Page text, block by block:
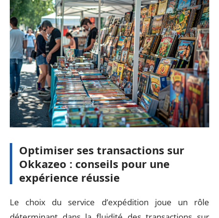
Optimiser ses transactions sur
Okkazeo : conseils pour une
expérience réussie
Le choix du service d’expédition joue un rôle